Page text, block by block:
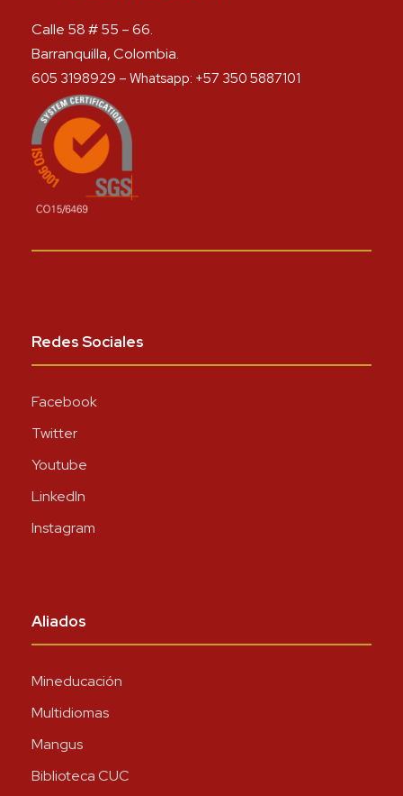
Calle 58 # 55 – 66.
Barranquilla, Colombia.
605 3198929 – Whatsapp: +57 350 5887101
Redes Sociales
Facebook
Twitter
Youtube
LinkedIn
Instagram
Aliados
Mineducación
Multidiomas
Mangus
Biblioteca CUC